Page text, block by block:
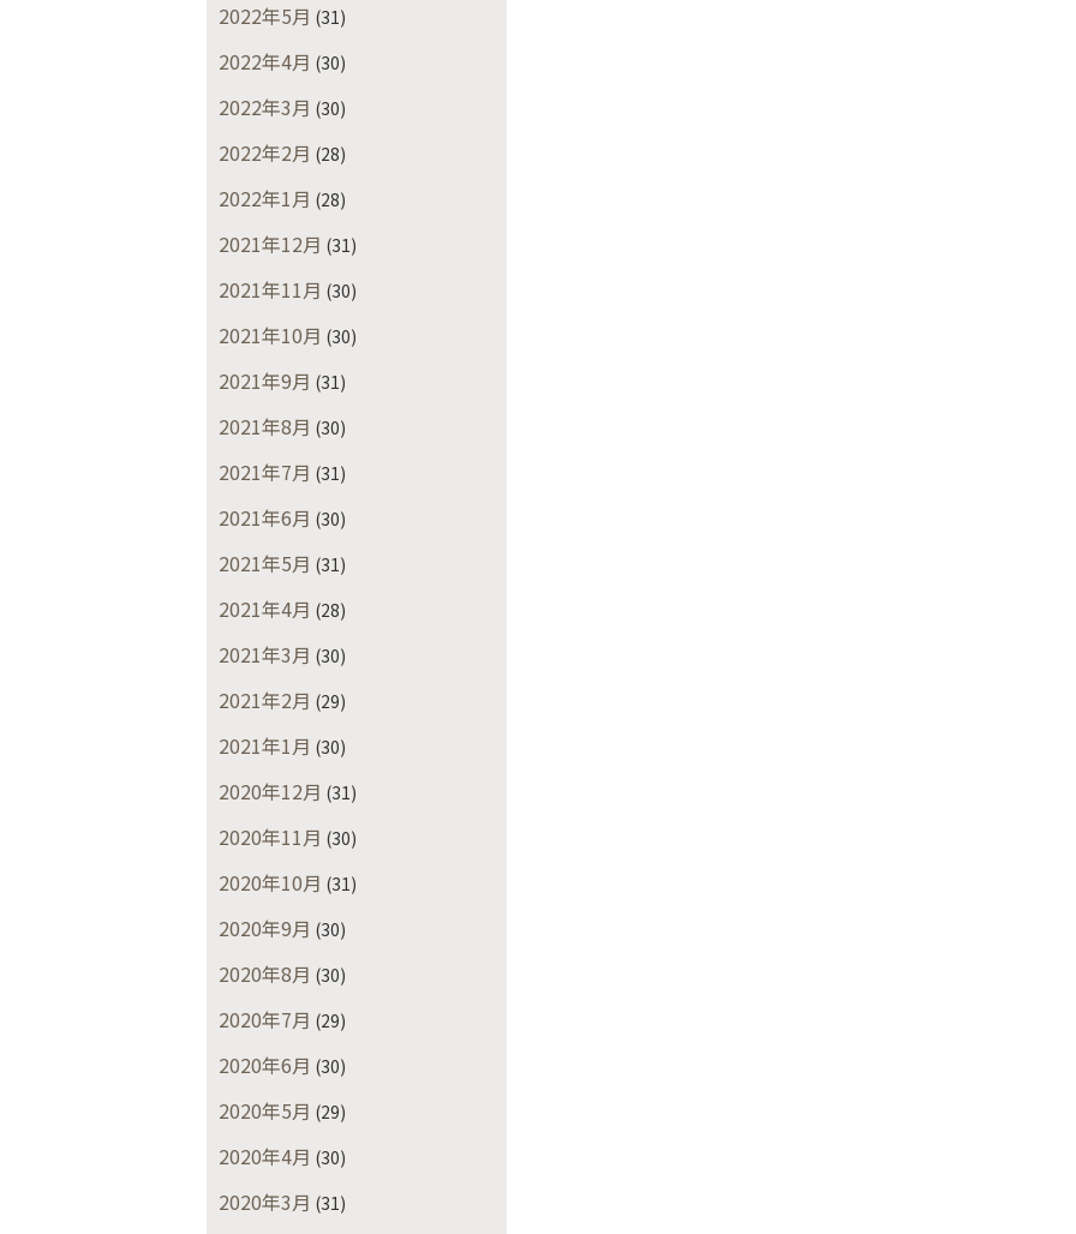
2022年5月 (31)
2022年4月 (30)
2022年3月 (30)
2022年2月 (28)
2022年1月 (28)
2021年12月 (31)
2021年11月 (30)
2021年10月 (30)
2021年9月 (31)
2021年8月 (30)
2021年7月 (31)
2021年6月 (30)
2021年5月 (31)
2021年4月 (28)
2021年3月 (30)
2021年2月 (29)
2021年1月 (30)
2020年12月 (31)
2020年11月 (30)
2020年10月 (31)
2020年9月 (30)
2020年8月 (30)
2020年7月 (29)
2020年6月 (30)
2020年5月 (29)
2020年4月 (30)
2020年3月 (31)